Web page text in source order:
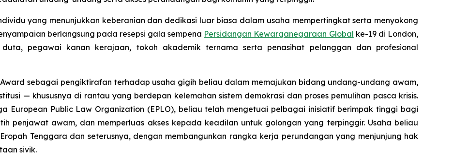
yang menunjukkan keberanian dan dedikasi luar biasa dalam usaha mempertingkat serta menyokong
berlangsung pada resepsi gala sempena Persidangan Kewarganegaraan Global ke-19 di London,
pegawai kanan kerajaan, tokoh akademik ternama serta penasihat pelanggan dan profesional
Award sebagai pengiktirafan terhadap usaha gigih beliau dalam memajukan bidang undang-undang awam,
— khususnya di rantau yang berdepan kelemahan sistem demokrasi dan proses pemulihan pasca krisis.
European Public Law Organization (EPLO), beliau telah mengetuai pelbagai inisiatif berimpak tinggi bagi
penjawat awam, dan memperluas akses kepada keadilan untuk golongan yang terpinggir. Usaha beliau
Tenggara dan seterusnya, dengan membangunkan rangka kerja perundangan yang menjunjung hak
sivik.